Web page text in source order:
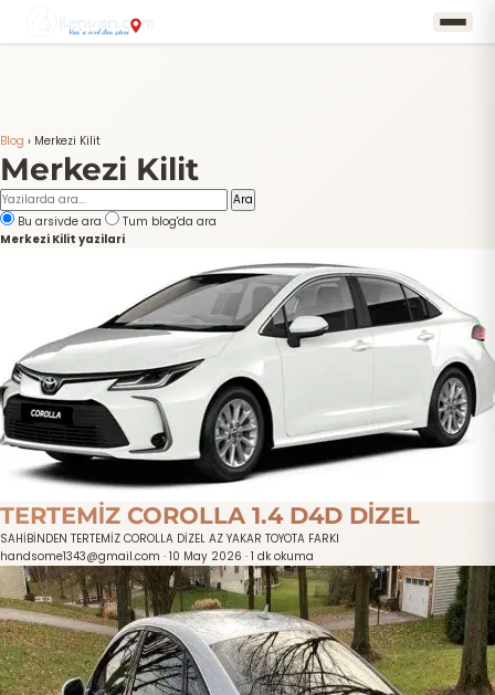
Blog › Merkezi Kilit
Merkezi Kilit
Ara
Bu arsivde ara
Tum blog'da ara
Merkezi Kilit yazilari
TERTEMİZ COROLLA 1.4 D4D DİZEL
SAHİBİNDEN TERTEMİZ COROLLA DİZEL AZ YAKAR TOYOTA FARKI
handsome1343@gmail.com · 10 May 2026 · 1 dk okuma